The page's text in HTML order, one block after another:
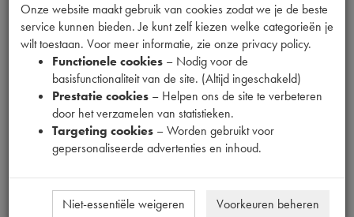
Fabrikant
Productnummer
1912071
EAN code
3276424366795
96 (€6,58 excl. btw)
Onze website maakt gebruik van cookies zodat we je de beste
service kunnen bieden. Je kunt zelf kiezen welke categorieën je
wilt toestaan. Voor meer informatie, zie onze privacy policy.
Functionele cookies – Nodig voor de
basisfunctionaliteit van de site. (Altijd ingeschakeld)
Prestatie cookies – Helpen ons de site te verbeteren
door het verzamelen van statistieken.
Targeting cookies – Worden gebruikt voor
gepersonaliseerde advertenties en inhoud.
Niet-essentiële weigeren
Voorkeuren beheren